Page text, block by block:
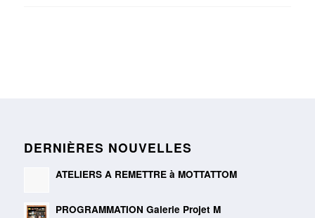
DERNIÈRES NOUVELLES
ATELIERS A REMETTRE à MOTTATTOM
PROGRAMMATION Galerie Projet M